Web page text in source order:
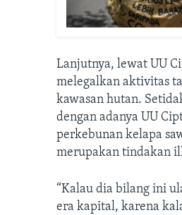
Lanjutnya, lewat UU
melegalkan aktivitas
kawasan hutan.
dengan adanya UU
perkebunan kelapa
merupakan tindakan
“Kalau dia bilang ini
era kapital, karena